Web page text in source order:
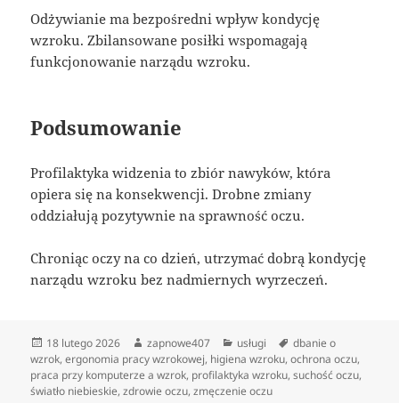
Odżywianie ma bezpośredni wpływ kondycję
wzroku. Zbilansowane posiłki wspomagają
funkcjonowanie narządu wzroku.
Podsumowanie
Profilaktyka widzenia to zbiór nawyków, która
opiera się na konsekwencji. Drobne zmiany
oddziałują pozytywnie na sprawność oczu.
Chroniąc oczy na co dzień, utrzymać dobrą kondycję
narządu wzroku bez nadmiernych wyrzeczeń.
Data
publikacji
18 lutego 2026 Autor
zapnowe407 Kategorie
usługi Tagi
dbanie o
wzrok,ergonomia pracy wzrokowej, higiena wzroku,ochrona oczu,
praca przy komputerze a wzrok, profilaktyka wzroku,suchość oczu,
światło niebieskie,zdrowie oczu,zmęczenie oczu